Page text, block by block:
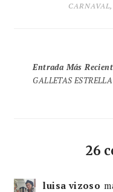
CARNAVAL,
Entrada Más
GALLETAS ESTRELLA
26
luisa vizoso